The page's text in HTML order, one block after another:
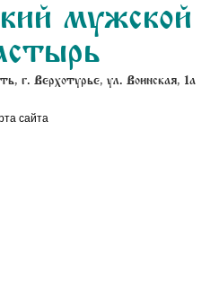
мужской
г. Верхотурье, ул. Воинская, 1а
сайта